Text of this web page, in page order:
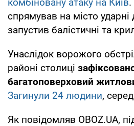
спрямував на місто ударні
запустив балістичні та
Унаслідок ворожого
районі столиці
багатоповерховий
Загинули 24 людини,
Як повідомляв OBOZ.UA,